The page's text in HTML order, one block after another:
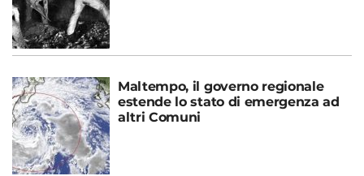
Maltempo, il governo regionale
estende lo stato di emergenza ad
altri Comuni